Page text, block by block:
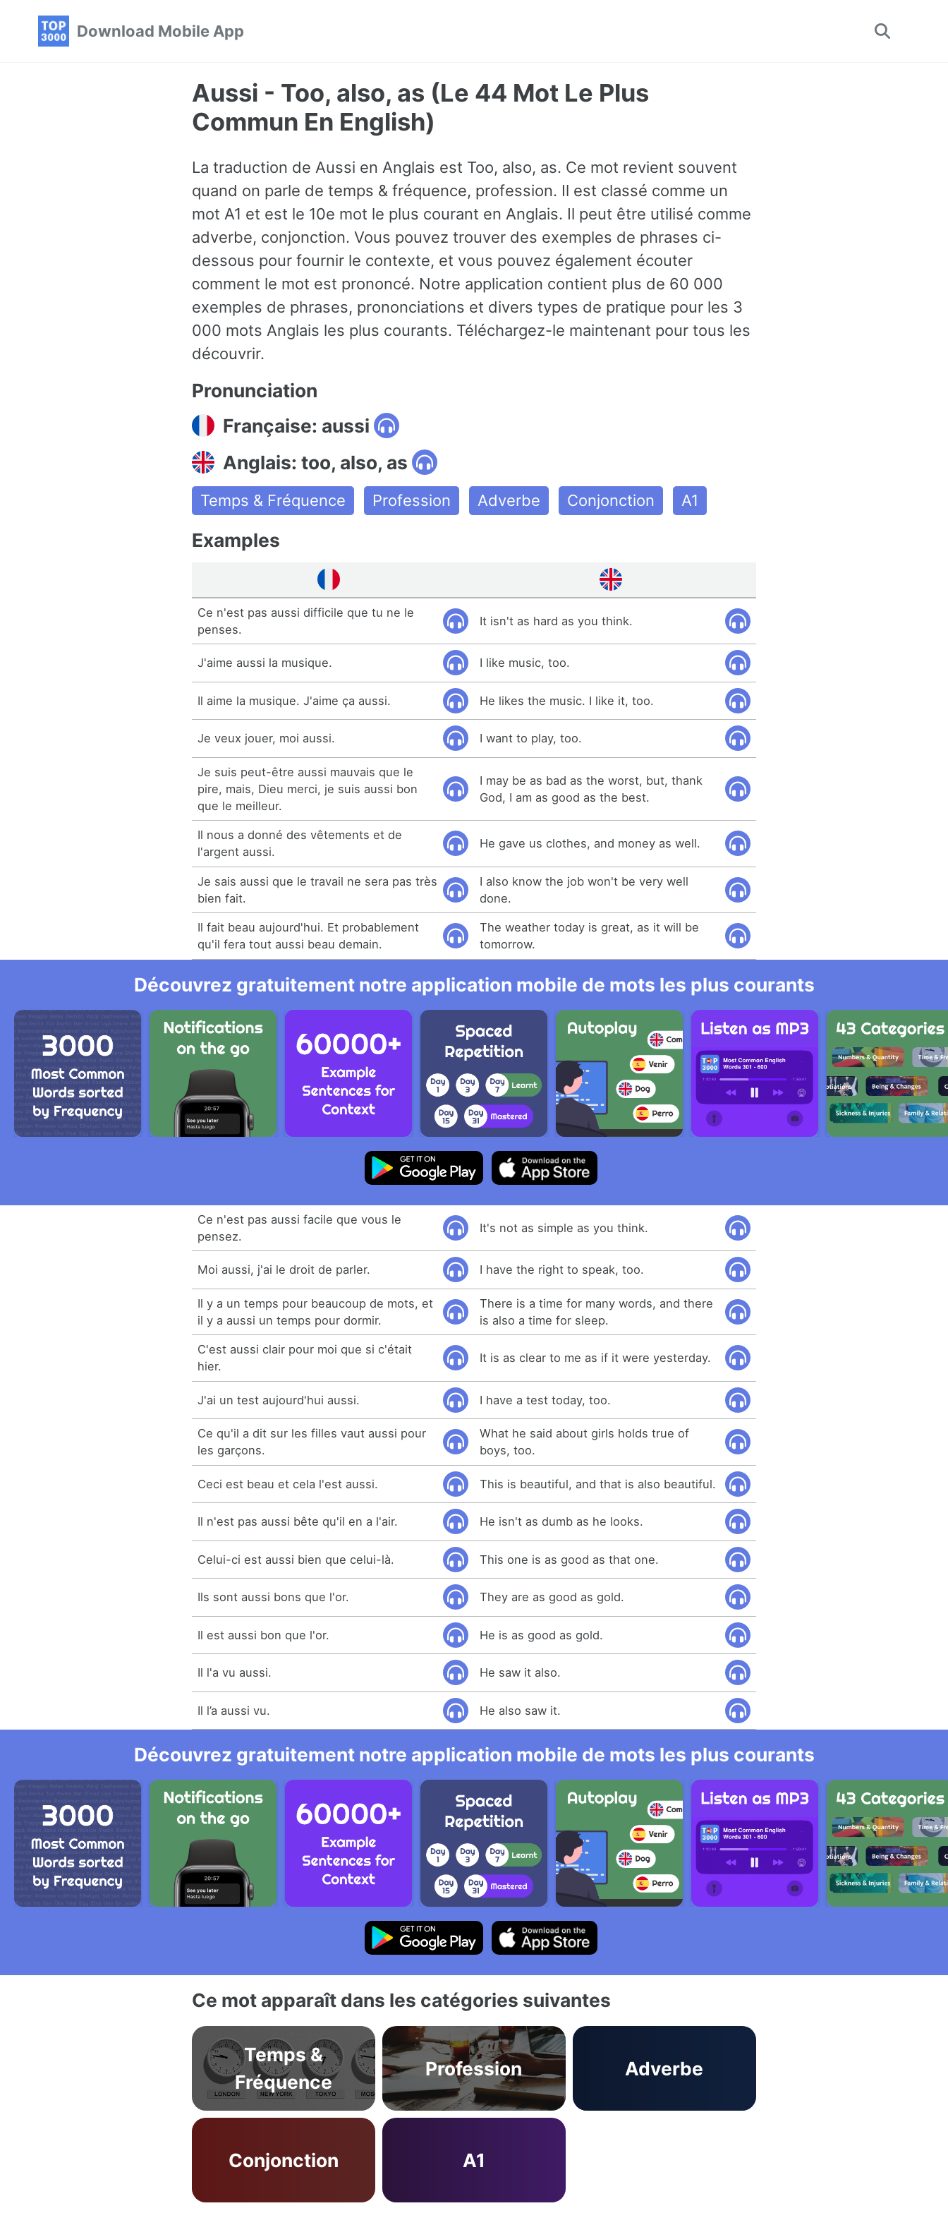
Download Mobile App
Toggle
Aussi - Too, also, as (Le 44 Mot Le Plus
Commun En English)
La traduction de Aussi en Anglais est Too, also, as. Ce mot revient souvent
quand on parle de temps & fréquence, profession. Il est classé comme un
mot A1 et est le 10e mot le plus courant en Anglais. Il peut être utilisé comme
adverbe, conjonction. Vous pouvez trouver des exemples de phrases ci-
dessous pour fournir le contexte, et vous pouvez également écouter
comment le mot est prononcé. Notre application contient plus de 60 000
exemples de phrases, prononciations et divers types de pratique pour les 3
000 mots Anglais les plus courants. Téléchargez-le maintenant pour tous les
découvrir.
Pronunciation
Française: aussi
Anglais: too, also, as
Temps & Fréquence Profession Adverbe Conjonction A1
Examples
Ce n'est pas aussi difficile que tu ne le
penses.
It isn't as hard as you think.
J'aime aussi la musique. I like music, too.
Il aime la musique. J'aime ça aussi. He likes the music. I like it, too.
Je veux jouer, moi aussi. I want to play, too.
Je suis peut-être aussi mauvais que le
pire, mais, Dieu merci, je suis aussi bon
que le meilleur.
I may be as bad as the worst, but, thank
God, I am as good as the best.
Il nous a donné des vêtements et de
l'argent aussi.
He gave us clothes, and money as well.
Je sais aussi que le travail ne sera pas très
bien fait.
I also know the job won't be very well
done.
Il fait beau aujourd'hui. Et probablement
qu'il fera tout aussi beau demain.
The weather today is great, as it will be
tomorrow.
Découvrez gratuitement notre application mobile de mots les plus courants
Ce n'est pas aussi facile que vous le
pensez.
It's not as simple as you think.
Moi aussi, j'ai le droit de parler. I have the right to speak, too.
Il y a un temps pour beaucoup de mots, et
il y a aussi un temps pour dormir.
There is a time for many words, and there
is also a time for sleep.
C'est aussi clair pour moi que si c'était
hier.
It is as clear to me as if it were yesterday.
J'ai un test aujourd'hui aussi. I have a test today, too.
Ce qu'il a dit sur les filles vaut aussi pour
les garçons.
What he said about girls holds true of
boys, too.
Ceci est beau et cela l'est aussi. This is beautiful, and that is also beautiful.
Il n'est pas aussi bête qu'il en a l'air. He isn't as dumb as he looks.
Celui-ci est aussi bien que celui-là. This one is as good as that one.
Ils sont aussi bons que l'or. They are as good as gold.
Il est aussi bon que l'or. He is as good as gold.
Il l'a vu aussi. He saw it also.
Il l’a aussi vu. He also saw it.
Découvrez gratuitement notre application mobile de mots les plus courants
Ce mot apparaît dans les catégories suivantes
Temps &
Fréquence
Profession Adverbe
Conjonction A1